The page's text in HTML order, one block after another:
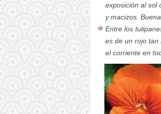
exposición al sol
y macizos.
Entre los
es de un rojo tan
el corriente en